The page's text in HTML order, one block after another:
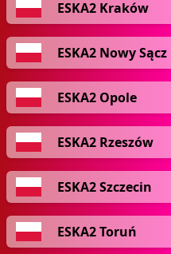
ESKA2 Kraków
ESKA2 Nowy Sącz
ESKA2 Opole
ESKA2 Rzeszów
ESKA2 Szczecin
ESKA2 Toruń